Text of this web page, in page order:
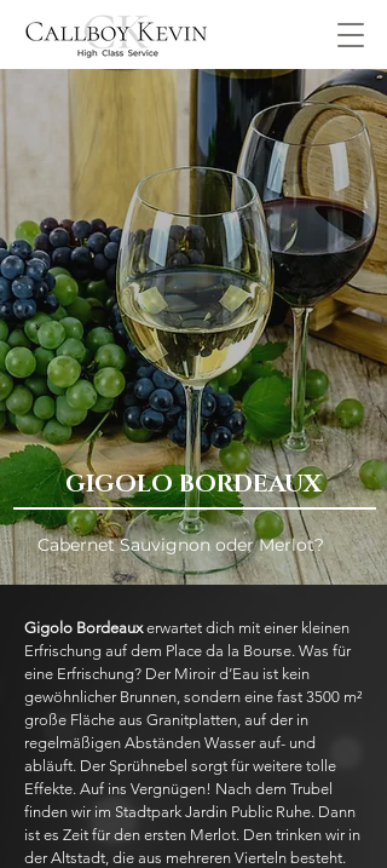
GIGOLO BORDEAUX
Cabernet Sauvignon oder Merlot?
Gigolo Bordeauxerwartet dich mit einer kleinen
Erfrischung auf dem Place da la Bourse. Was für
eine Erfrischung? Der Miroir d’Eau ist kein
gewöhnlicher Brunnen, sondern eine fast 3500 m²
große Fläche aus Granitplatten, auf der in
regelmäßigen Abständen Wasser auf- und
abläuft. Der Sprühnebel sorgt für weitere tolle
Effekte. Auf ins Vergnügen! Nach dem Trubel
finden wir im Stadtpark Jardin Public Ruhe. Dann
ist es Zeit für den ersten Merlot. Den trinken wir in
der Altstadt, die aus mehreren Vierteln besteht.